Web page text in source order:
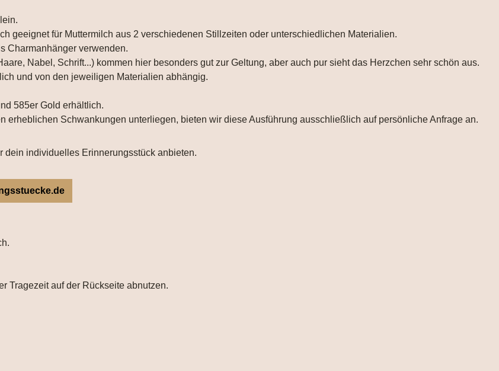
geeignet für Muttermilch aus 2 verschiedenen Stillzeiten oder unterschiedlichen Materialien.
Charmanhänger verwenden.
Nabel, Schrift...) kommen hier besonders gut zur Geltung, aber auch pur sieht das Herzchen sehr schön aus.
und von den jeweiligen Materialien abhängig.
585er Gold erhältlich.
erheblichen Schwankungen unterliegen, bieten wir diese Ausführung ausschließlich auf persönliche Anfrage an.
dein individuelles Erinnerungsstück anbieten.
Tragezeit auf der Rückseite abnutzen.